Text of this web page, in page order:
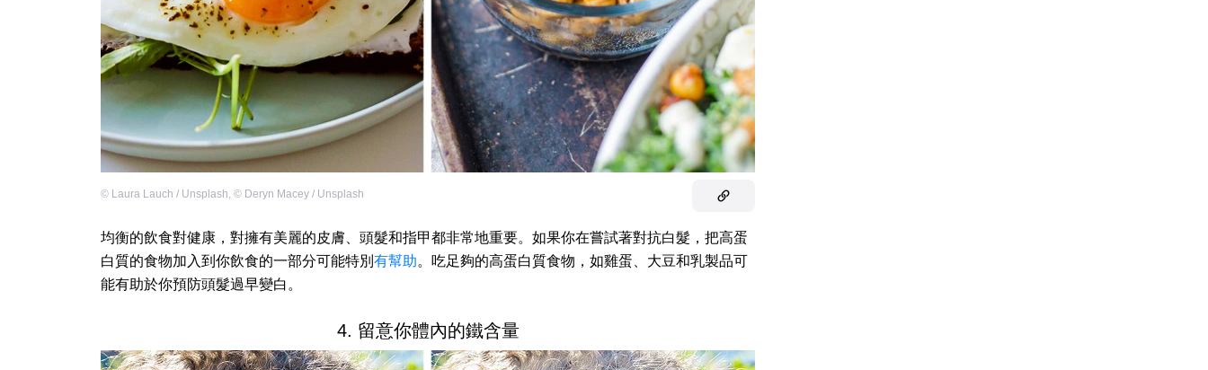
© Laura Lauch / Unsplash, © Deryn Macey / Unsplash
均衡的飲食對健康，對擁有美麗的皮膚、頭髮和指甲都非常地重要。如果你在嘗試著對抗白髮，把高蛋
白質的食物加入到你飲食的一部分可能特別 有幫助。吃足夠的高蛋白質食物，如雞蛋、大豆和乳製品可
能有助於你預防頭髮過早變白。
4. 留意你體內的鐵含量